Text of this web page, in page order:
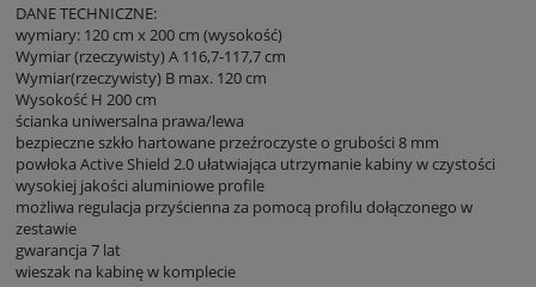
DANE TECHNICZNE:
wymiary: 120 cm x 200 cm (wysokość)
Wymiar (rzeczywisty) A 116,7-117,7 cm
Wymiar(rzeczywisty) B max. 120 cm
Wysokość H 200 cm
ścianka uniwersalna prawa/lewa
bezpieczne szkło hartowane przeźroczyste o grubości 8 mm
powłoka Active Shield 2.0 ułatwiająca utrzymanie kabiny w czystości
wysokiej jakości aluminiowe profile
możliwa regulacja przyścienna za pomocą profilu dołączonego w
zestawie
gwarancja 7 lat
wieszak na kabinę w komplecie